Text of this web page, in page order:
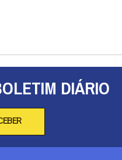
DIÁRIO